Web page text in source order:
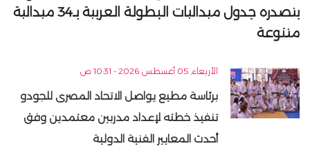
بتصدره جدول ميداليات البطولة العربية بـ34 ميدالية
متنوعة
الأربعاء, 05 أغسطس 2026 - 10:31 ص
برئاسة مطيع يواصل الاتحاد المصرى للجودو
تنفيذ خطته لإعداد مدربين معتمدين وفق
أحدث المعايير الفنية الدولية